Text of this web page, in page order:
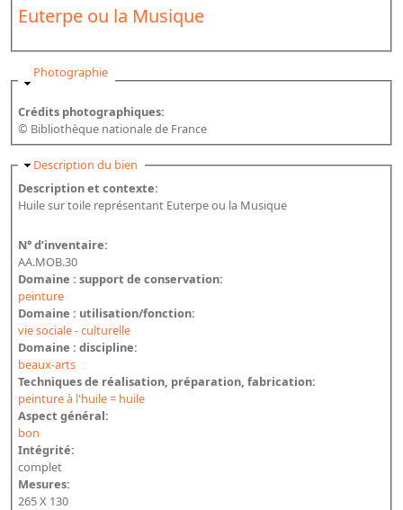
Euterpe ou la Musique
Masquer
Photographie
Crédits photographiques:
© Bibliothèque nationale de France
Masquer
Description du bien
Description et contexte:
Huile sur toile représentant Euterpe ou la Musique
N° d’inventaire:
AA.MOB.30
Domaine : support de conservation:
peinture
Domaine : utilisation/fonction:
vie sociale - culturelle
Domaine : discipline:
beaux-arts
Techniques de réalisation, préparation, fabrication:
peinture à l'huile = huile
Aspect général:
bon
Intégrité:
complet
Mesures:
265 X 130